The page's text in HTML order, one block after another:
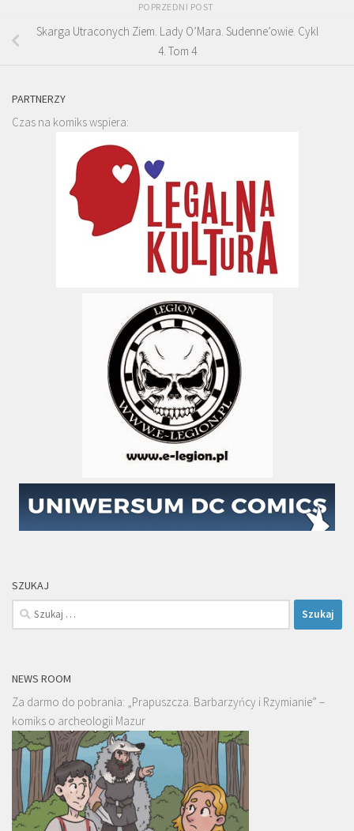
POPRZEDNI POST
Skarga Utraconych Ziem. Lady O’Mara. Sudenne’owie. Cykl
4. Tom 4
PARTNERZY
Czas na komiks wspiera:
SZUKAJ
Szukaj:
NEWS ROOM
Za darmo do pobrania: „Prapuszcza. Barbarzyńcy i Rzymianie” –
komiks o archeologii Mazur